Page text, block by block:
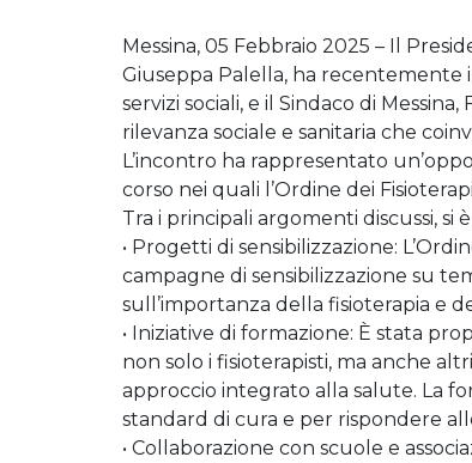
Messina, 05 Febbraio 2025 – Il
Giuseppa Palella, ha recentemente
servizi sociali, e il Sindaco di
rilevanza sociale e sanitaria che
L’incontro ha rappresentato
corso nei quali l’Ordine dei
Tra i principali argomenti discussi, si
• Progetti di sensibilizzazione:
campagne di sensibilizzazione su
sull’importanza della fisioterapia e
• Iniziative di formazione: È stata
non solo i fisioterapisti, ma anche
approccio integrato alla salute. La
standard di cura e per rispondere
• Collaborazione con scuole e